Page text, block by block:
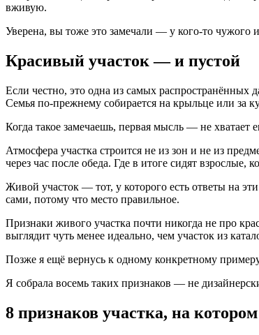
вживую.
Уверена, вы тоже это замечали — у кого-то чужого
Красивый участок — и пустой
Если честно, это одна из самых распространённых
Семья по-прежнему собирается на крыльце или за
Когда такое замечаешь, первая мысль — не
Атмосфера участка строится не из зон и не из
через час после обеда. Где в итоге сидят взрослые,
Живой участок — тот, у которого есть ответы на
сами, потому что место правильное.
Признаки живого участка почти никогда не про
выглядит чуть менее идеально, чем участок из
Позже я ещё вернусь к одному конкретному
Я собрала восемь таких признаков — не
8 признаков участка, на